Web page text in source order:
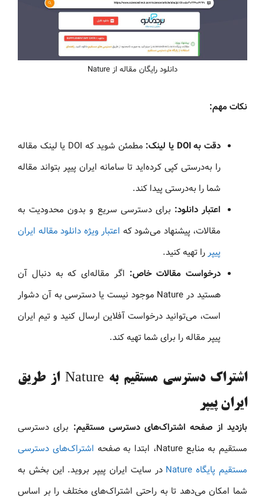
دانلود رایگان مقاله از Nature
نکات مهم:
دقت به DOI یا لینک:
مطمئن شوید که DOI یا لینک مقاله
را به‌درستی کپی کرده‌اید تا سامانه ایران پیپر بتواند مقاله
شما را به‌درستی پیدا کند.
اعتبار دانلود: برای دسترسی سریع و بدون محدودیت به
مقالات، پیشنهاد می‌شود که اعتبار ویژه دانلود مقاله ایران
پیپر را تهیه کنید.
درخواست مقالات خاص: اگر مقاله‌ای که به دنبال آن
هستید در Nature موجود نیست یا دسترسی به آن دشوار
است، می‌توانید درخواست آفلاین ارسال کنید و تیم ایران
پیپر مقاله را برای شما تهیه کند.
اشتراک دسترسی مستقیم به Nature از طریق
ایران پیپر
بازدید از صفحه اشتراک‌های دسترسی مستقیم: برای دسترسی
مستقیم به منابع Nature، ابتدا به صفحه
اشتراک‌های دسترسی
مستقیم پایگاه Nature
در سایت ایران پیپر بروید. این بخش به
شما امکان می‌دهد تا به‌ راحتی اشتراک‌های مختلف را بر اساس